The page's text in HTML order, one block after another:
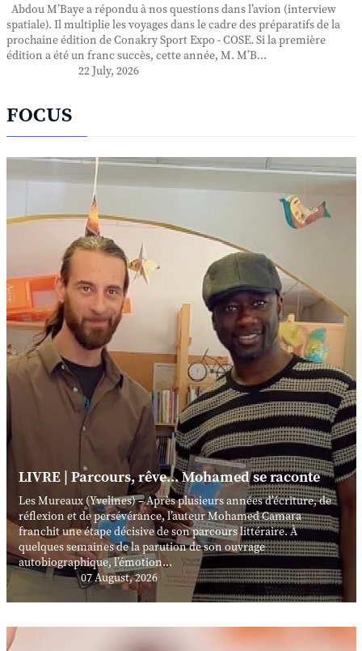
Abdou M’Baye a répondu à nos questions dans l’avion (interview
spatiale). Il multiplie les voyages dans le cadre des préparatifs de la
prochaine édition de Conakry Sport Expo - COSE. Si la première
édition a été un franc succès, cette année, M. M’B...
22 July, 2026
FOCUS
LIVRE | Parcours, rêve... Mohamed se raconte
Les Mureaux (Yvelines) – Après plusieurs années d’écriture, de
réflexion et de persévérance, l’auteur Mohamed Camara
franchit une étape décisive de son parcours littéraire. À
quelques semaines de la parution de son ouvrage
autobiographique, l’émotion...
07 August, 2026